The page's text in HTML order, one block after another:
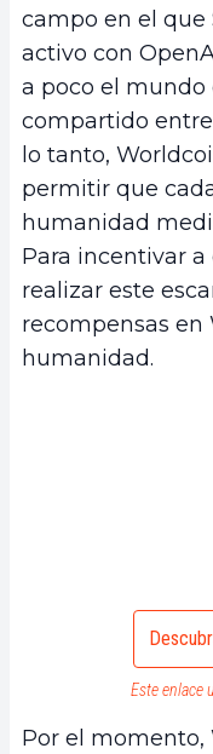
campo en el
activo con
a poco el
compartido
lo tanto,
permitir que
humanidad
Para incentivar a
realizar este
recompensas en
humanidad.
Este enlace
Por el momento,